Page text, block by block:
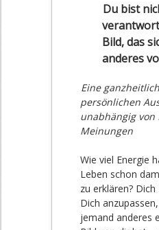
Du bist
Bild, das
anderes
Eine
persönlichen
unabhängig von
Meinungen
Wie viel Energie
Leben schon
zu erklären?
Dich
jemand anderes